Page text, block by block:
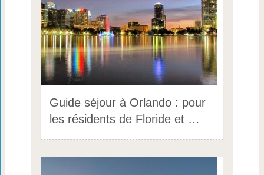
Guide séjour à Orlando : pour
les résidents de Floride et …